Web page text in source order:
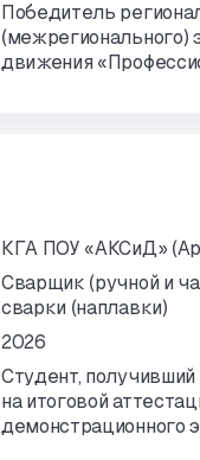
Победитель
(межрегионального)
движения
КГА ПОУ «АКСиД»
Сварщик (ручной и
сварки (наплавки)
2026
Студент,
на итоговой
демонстрационного